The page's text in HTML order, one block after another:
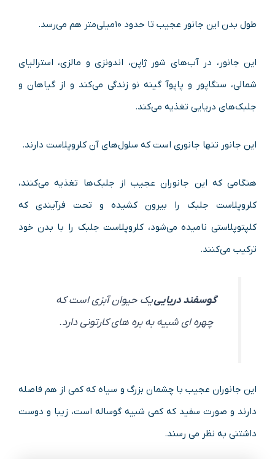
طول بدن این جانور عجیب تا حدود ۱۰میلی‌متر هم می‌رسد.
این جانور، در آب‌های شور ژاپن، اندونزی و مالزی، استرالیای
شمالی، سنگاپور و پاپوآ گینه نو زندگی می‌کند و از گیاهان و
جلبک‌های دریایی تغذیه می‌کند.
این جانور تنها جانوری است که سلول‌های آن کلروپلاست دارند.
هنگامی که این جانوران عجیب از جلبک‌ها تغذیه می‌کنند،
کلروپلاست جلبک را بیرون کشیده و تحت فرآیندی که
کلپتوپلاستی نامیده می‌شود، کلروپلاست جلبک را با بدن خود
ترکیب می‌کنند.
گوسفند دریایییک حیوان آبزی است که
چهره ای شبیه به بره های کارتونی دارد.
این جانوران عجیب با چشمان بزرگ و سیاه که کمی از هم فاصله
دارند و صورت سفید که کمی شبیه گوساله است، زیبا و دوست
داشتنی به نظر می رسند.